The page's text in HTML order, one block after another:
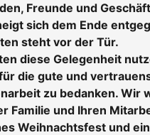
Freunde und
sich dem Ende
steht vor der Tür.
diese Gelegenheit
die gute und
zu bedanken. Wir
Familie und Ihren
Weihnachtsfest und